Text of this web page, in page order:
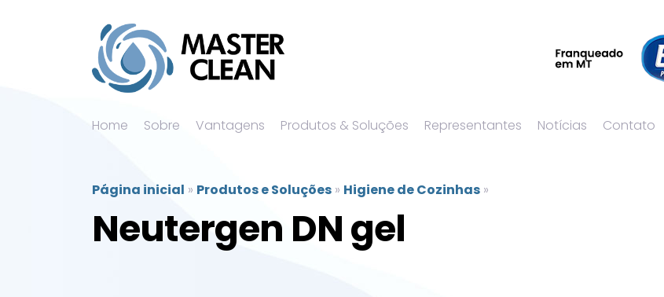
Home Sobre Vantagens Produtos & Soluções Representantes Notícias Contato
Página inicial » Produtos e Soluções » Higiene de Cozinhas »
Neutergen DN gel